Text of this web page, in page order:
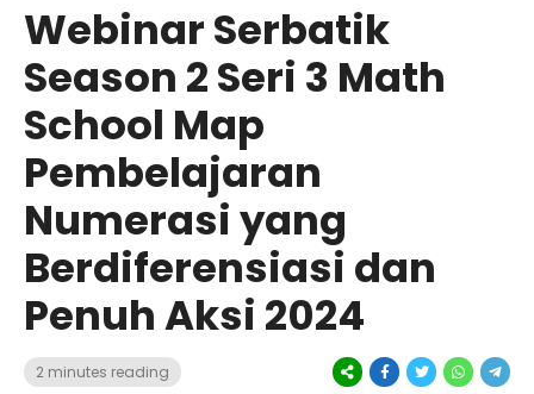
Webinar Serbatik
Season 2 Seri 3 Math
School Map
Pembelajaran
Numerasi yang
Berdiferensiasi dan
Penuh Aksi 2024
2 minutes reading